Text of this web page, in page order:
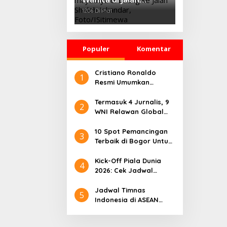
Sholeh Iskandar
Bogor, Korban
Dicekik Dasi hingga
Jasadnya Dibuang
1206 Dilihat
Populer Komentar
1
Cristiano Ronaldo
Resmi Umumkan
Portugal
2
Termasuk 4 Jurnalis, 9
WNI Relawan Global
Penahanan Israel
3
10 Spot Pemancingan
Terbaik di Bogor Untuk
4
Kick-Off Piala Dunia
2026: Cek Jadwal
5
Jadwal Timnas
Indonesia di ASEAN